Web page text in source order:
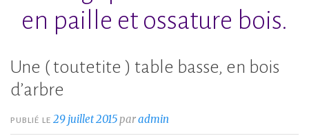
en paille et ossature bois.
Une ( toutetite ) table basse, en bois
d’arbre
PUBLIÉ LE 29 juillet 2015paradmin